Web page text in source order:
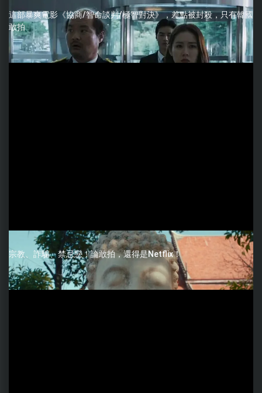
這部暴爽電影《協商/智命談判/極智對決》，差點被封殺，只有韓國
敢拍
宗教、詐騙、禁忌戀！論敢拍，還得是Netflix！